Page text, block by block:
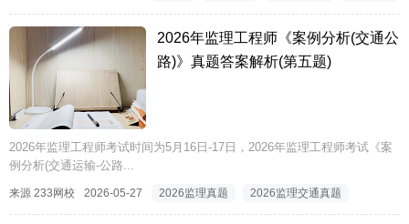
2026年监理工程师《案例分析(交通公
路)》真题答案解析(第五题)
2026年监理工程师考试时间为5月16日-17日，2026年监理工程师考试《案
例分析(交通运输-公路...
来源 233网校 2026-05-27 2026监理真题 2026监理交通真题